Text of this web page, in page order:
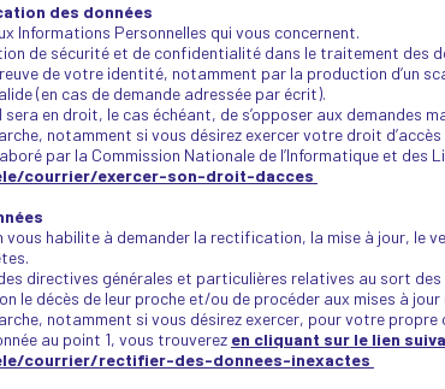
des données
Informations Personnelles qui vous concernent.
de sécurité et de confidentialité dans le traitement des
de votre identité, notamment par la production d’un
(en cas de demande adressée par écrit).
sera en droit, le cas échéant, de s’opposer aux
notamment si vous désirez exercer votre droit
par la Commission Nationale de l’Informatique et des
courrier/exercer-son-droit-dacces
habilite à demander la rectification, la mise à jour, le
directives générales et particulières relatives au sort
le décès de leur proche et/ou de procéder aux mises à jour
notamment si vous désirez exercer, pour votre
au point 1, vous trouverez en cliquant sur le lien
courrier/rectifier-des-donnees-inexactes